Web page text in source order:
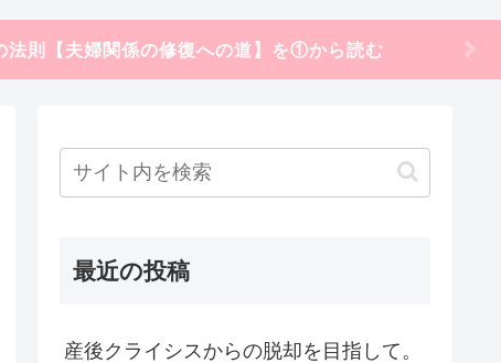
法則【夫婦関係の修復への道】を①から読む
最近の投稿
産後クライシスからの脱却を目指して。